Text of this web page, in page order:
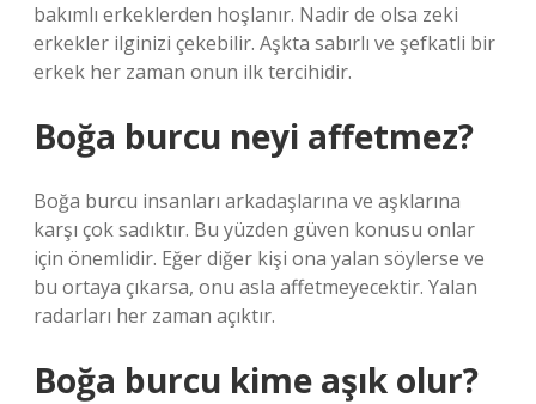
bakımlı erkeklerden hoşlanır. Nadir de olsa zeki
erkekler ilginizi çekebilir. Aşkta sabırlı ve şefkatli bir
erkek her zaman onun ilk tercihidir.
Boğa burcu neyi affetmez?
Boğa burcu insanları arkadaşlarına ve aşklarına
karşı çok sadıktır. Bu yüzden güven konusu onlar
için önemlidir. Eğer diğer kişi ona yalan söylerse ve
bu ortaya çıkarsa, onu asla affetmeyecektir. Yalan
radarları her zaman açıktır.
Boğa burcu kime aşık olur?